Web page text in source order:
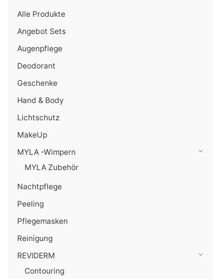
Alle Produkte
Angebot Sets
Augenpflege
Deodorant
Geschenke
Hand & Body
Lichtschutz
MakeUp
MYLA -Wimpern
MYLA Zubehör
Nachtpflege
Peeling
Pflegemasken
Reinigung
REVIDERM
Contouring